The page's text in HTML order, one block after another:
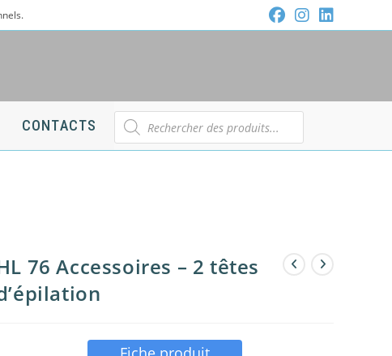
CONTACTS
Recherche
de
produits
76 Accessoires – 2 têtes